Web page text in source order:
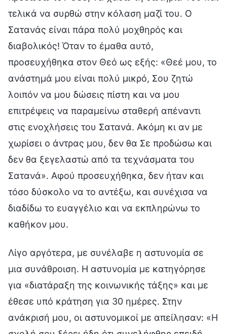
τελικά να συρθώ στην κόλαση μαζί του. Ο
Σατανάς είναι πάρα πολύ μοχθηρός και
διαβολικός! Όταν το έμαθα αυτό,
προσευχήθηκα στον Θεό ως εξής: «Θεέ μου, το
ανάστημά μου είναι πολύ μικρό, Σου ζητώ
λοιπόν να μου δώσεις πίστη και να μου
επιτρέψεις να παραμείνω σταθερή απέναντι
στις ενοχλήσεις του Σατανά. Ακόμη κι αν με
χωρίσει ο άντρας μου, δεν θα Σε προδώσω και
δεν θα ξεγελαστώ από τα τεχνάσματα του
Σατανά». Αφού προσευχήθηκα, δεν ήταν και
τόσο δύσκολο να το αντέξω, και συνέχισα να
διαδίδω το ευαγγέλιο και να εκπληρώνω το
καθήκον μου.
Λίγο αργότερα, με συνέλαβε η αστυνομία σε
μια συνάθροιση. Η αστυνομία με κατηγόρησε
για «διατάραξη της κοινωνικής τάξης» και με
έθεσε υπό κράτηση για 30 ημέρες. Στην
ανάκρισή μου, οι αστυνομικοί με απείλησαν: «Η